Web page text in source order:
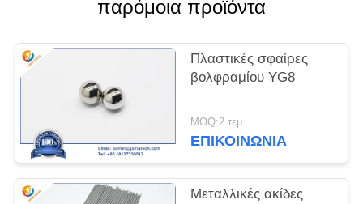
παρόμοια προϊόντα
Πλαστικές σφαίρες
βολφραμίου YG8
MOQ:2 τεμ
ΕΠΙΚΟΙΝΩΝΊΑ
Μεταλλικές ακίδες